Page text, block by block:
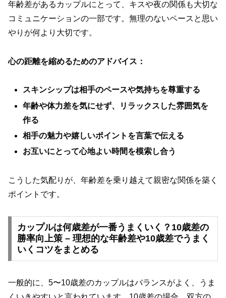
年齢差があるカップルにとって、キスや夜の関係も大切な
コミュニケーションの一部です。無理のないペースと思い
やりが何より大切です。
心の距離を縮めるためのアドバイス：
スキンシップは相手のペースや気持ちを尊重する
年齢や体力差を気にせず、リラックスした雰囲気を
作る
相手の魅力や嬉しいポイントを言葉で伝える
お互いにとって心地よい時間を模索し合う
こうした気配りが、年齢差を乗り越えて親密な関係を築く
ポイントです。
カップルは何歳差が一番うまくいく？10歳差の
勝率向上策 – 理想的な年齢差や10歳差でうまく
いくコツをまとめる
一般的に、5〜10歳差のカップルはバランスがよく、うま